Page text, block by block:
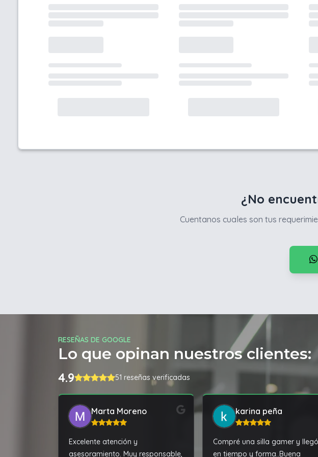
¿No
Cuentanos cuales son tus
RESEÑAS DE GOOGLE
Lo que opinan nuestros clientes:
4.9 51 reseñas verificadas
Marta Moreno
Excelente atención y
asesoramiento. Muy responsable,
karina peña
Compré una silla gamer y llegó
en tiempo y forma..Buena